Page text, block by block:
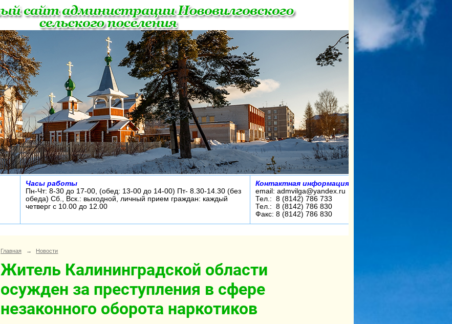
Часы работы
Пн-Чт: 8-30 до 17-00, (обед: 13-00 до 14-00) Пт- 8.30-14.30 (без
обеда) Сб., Вск.: выходной, личный прием граждан: каждый
четверг с 10.00 до 12.00
Контактная информация:
email: admvilga@yandex.ru
Тел.: 8 (8142) 786 733
Тел.: 8 (8142) 786 830
Факс: 8 (8142) 786 830
Главная → Новости
Житель Калининградской области
осужден за преступления в сфере
незаконного оборота наркотиков